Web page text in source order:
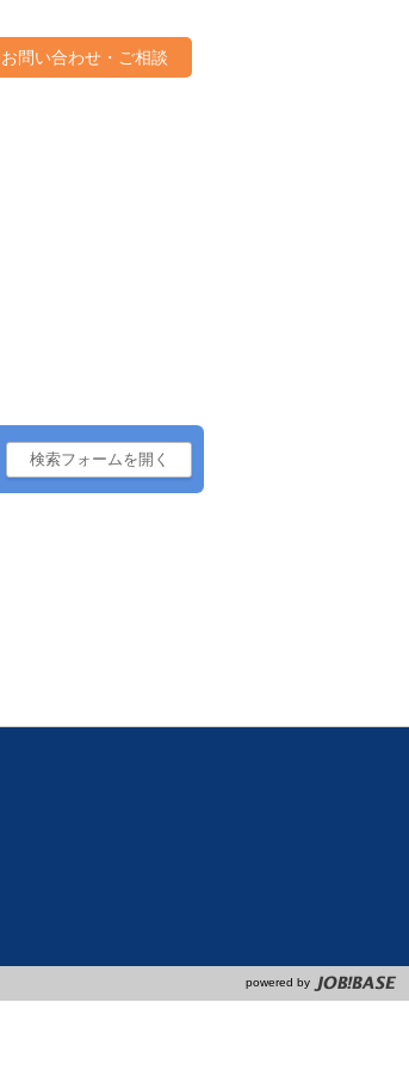
お問い合わせ・ご相談
powered by